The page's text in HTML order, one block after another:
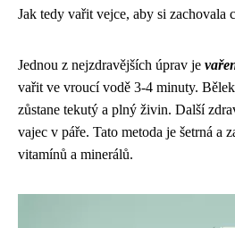
Jak tedy vařit vejce, aby si zachovala
Jednou z nejzdravějších úprav je
vařit ve vroucí vodě 3-4 minuty.
zůstane tekutý a plný živin. Další
vajec v páře. Tato metoda je šetrná a
vitamínů a minerálů.